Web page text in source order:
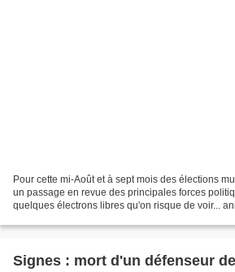
Pour cette mi-Août et à sept mois des élections
un passage en revue des principales forces
quelques électrons libres qu'on risque de voir...
Signes : mort d'un défenseur de